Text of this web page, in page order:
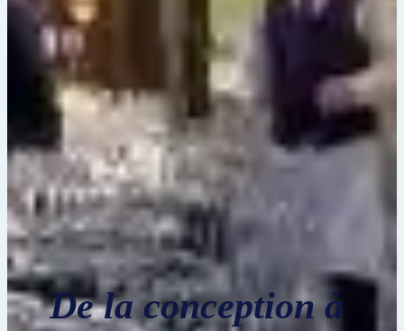
De la conception à